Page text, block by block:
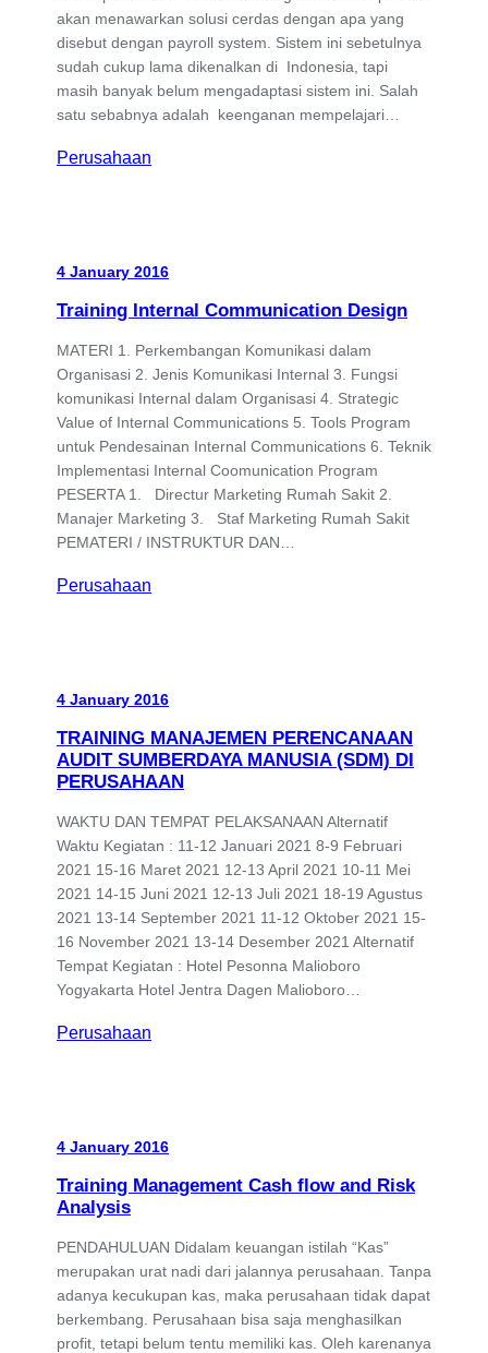
akan menawarkan solusi cerdas dengan apa yang
disebut dengan payroll system. Sistem ini sebetulnya
sudah cukup lama dikenalkan di Indonesia, tapi
masih banyak belum mengadaptasi sistem ini. Salah
satu sebabnya adalah keenganan mempelajari…
Perusahaan
4 January 2016
Training Internal Communication Design
MATERI 1. Perkembangan Komunikasi dalam
Organisasi 2. Jenis Komunikasi Internal 3. Fungsi
komunikasi Internal dalam Organisasi 4. Strategic
Value of Internal Communications 5. Tools Program
untuk Pendesainan Internal Communications 6. Teknik
Implementasi Internal Coomunication Program
PESERTA 1. Directur Marketing Rumah Sakit 2.
Manajer Marketing 3. Staf Marketing Rumah Sakit
PEMATERI / INSTRUKTUR DAN…
Perusahaan
4 January 2016
TRAINING MANAJEMEN PERENCANAAN
AUDIT SUMBERDAYA MANUSIA (SDM) DI
PERUSAHAAN
WAKTU DAN TEMPAT PELAKSANAAN Alternatif
Waktu Kegiatan : 11-12 Januari 2021 8-9 Februari
2021 15-16 Maret 2021 12-13 April 2021 10-11 Mei
2021 14-15 Juni 2021 12-13 Juli 2021 18-19 Agustus
2021 13-14 September 2021 11-12 Oktober 2021 15-
16 November 2021 13-14 Desember 2021 Alternatif
Tempat Kegiatan : Hotel Pesonna Malioboro
Yogyakarta Hotel Jentra Dagen Malioboro…
Perusahaan
4 January 2016
Training Management Cash flow and Risk
Analysis
PENDAHULUAN Didalam keuangan istilah “Kas”
merupakan urat nadi dari jalannya perusahaan. Tanpa
adanya kecukupan kas, maka perusahaan tidak dapat
berkembang. Perusahaan bisa saja menghasilkan
profit, tetapi belum tentu memiliki kas. Oleh karenanya